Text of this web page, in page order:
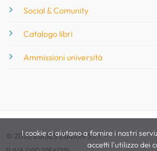
Social & Comunity
Catalogo libri
Ammissioni università
© 2026 EdiSES Edizioni S.r.l. -
I cookie ci aiutano a fornire i nostri
accetti l'utilizzo dei